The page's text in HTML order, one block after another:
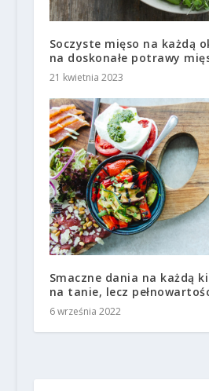
Soczyste mięso na każdą
na doskonałe potrawy
21 kwietnia 2023
Smaczne dania na każdą
na tanie, lecz
6 września 2022